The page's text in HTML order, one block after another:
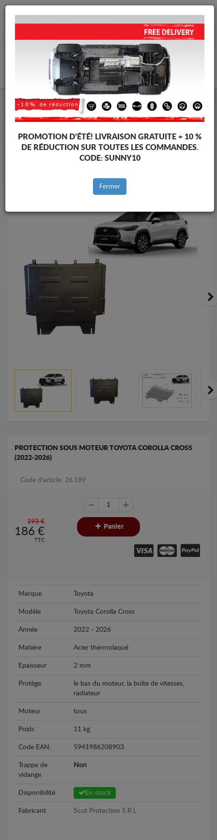
info@protectionsousmoteur.eu
Protection Sous Moteur Toyota
Protection Sous Moteur Toyota Corolla Cross
Marques
PROTECTION SOUS MOTEUR TOYOTA COROLLA CROSS
(2022-2026)
Code d'article: 26.189
193 €
186 €
TTC
Panier
Marque Toyota
Modèle Toyota Corolla Cross
Année 2022 - 2026
Matière Acier thermolaqué
Epaisseur 2 mm
Protège
le bas du moteur, la boîte de vitesses,
radiateur
Moteur tous
Poids 11 kg
Code EAN: 5941986208903
Trappe de
vidange
Non
Disponibilité En stock
Fabricant Scut Protection S.R.L
PROMOTION D’ÉTÉ! LIVRAISON GRATUITE + 10 %
DE RÉDUCTION SUR TOUTES LES COMMANDES.
CODE: SUNNY10
Fermer